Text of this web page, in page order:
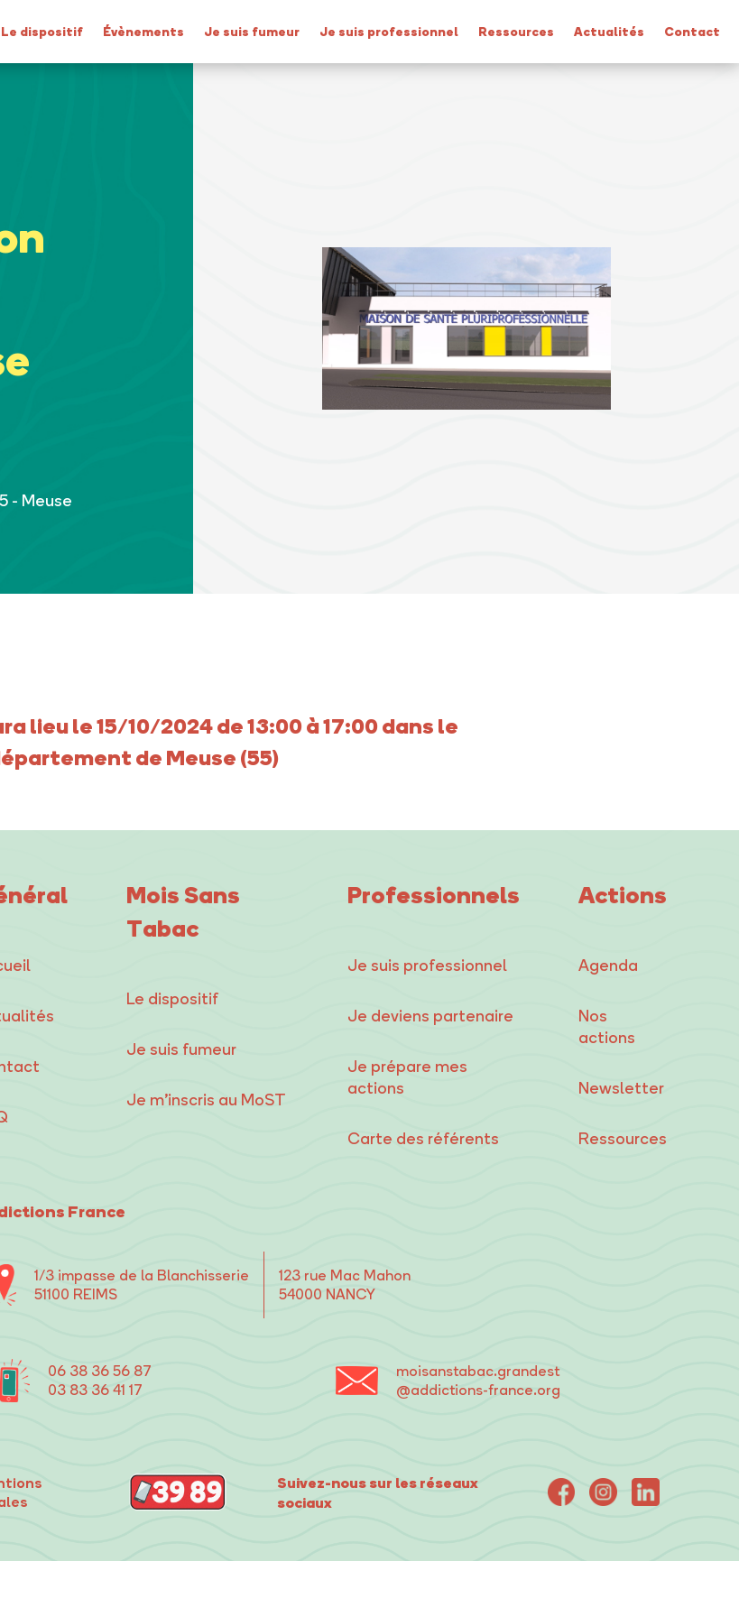
Le dispositif Évènements Je suis fumeur Je suis professionnel Ressources Actualités Contact
- Meuse
lieu le 15/10/2024 de 13:00 à 17:00 dans le
de Meuse (55)
Mois Sans
Tabac
Le dispositif
Je suis fumeur
Je m’inscris au MoST
Professionnels
Je suis professionnel
Je deviens partenaire
Je prépare mes
actions
Carte des référents
Actions
Agenda
Nos
actions
Newsletter
Ressources
France
1/3 impasse de la Blanchisserie
51100 REIMS
123 rue Mac Mahon
54000 NANCY
06 38 36 56 87
03 83 36 41 17
moisanstabac.grandest
@addictions-france.org
Suivez-nous sur les réseaux
sociaux